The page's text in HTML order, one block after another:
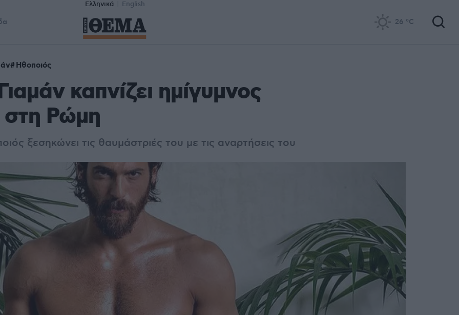
Ελληνικά English
26 °C
Ηθοποιός
καπνίζει ημίγυμνος
στη Ρώμη
ξεσηκώνει τις θαυμάστριές του με τις αναρτήσεις του